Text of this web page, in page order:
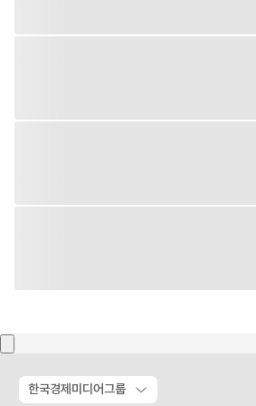
한국경제미디어그룹